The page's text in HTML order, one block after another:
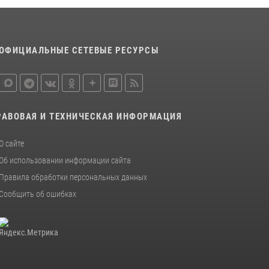
главным организатором и наставником
Управления Росгвардии по Красноярскому
краю.
СЕТЕВЫЕ РЕСУРСЫ
И ТЕХНИЧЕСКАЯ ИНФОРМАЦИЯ
О сайте
Об использовании информации сайта
Правила обработки персональных данных
Сообщить об ошибках